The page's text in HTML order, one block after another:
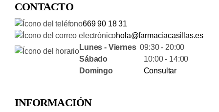
CONTACTO
669 90 18 31
hola@farmaciacasillas.es
Lunes - Viernes09:30 - 20:00
Sábado 10:00 - 14:00
Domingo
Consultar
INFORMACIÓN